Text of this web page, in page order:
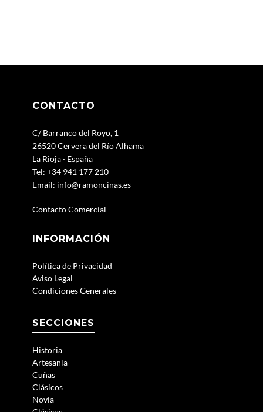
CONTACTO
C/ Barranco del Royo, 1
26520 Cervera del Río Alhama
La Rioja · España
Tel: +34 941 177 210
Email: info@ramoncinas.es
Contacto Comercial
INFORMACIÓN
Política de Privacidad
Aviso Legal
Condiciones Generales
SECCIONES
Historia
Artesania
Cuñas
Clásicos
Novia